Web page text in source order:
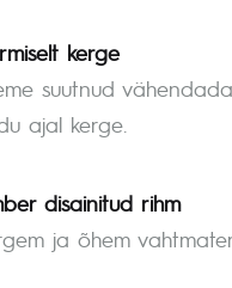
kerge
suutnud
ajal kerge.
disainitud rihm
ja õhem